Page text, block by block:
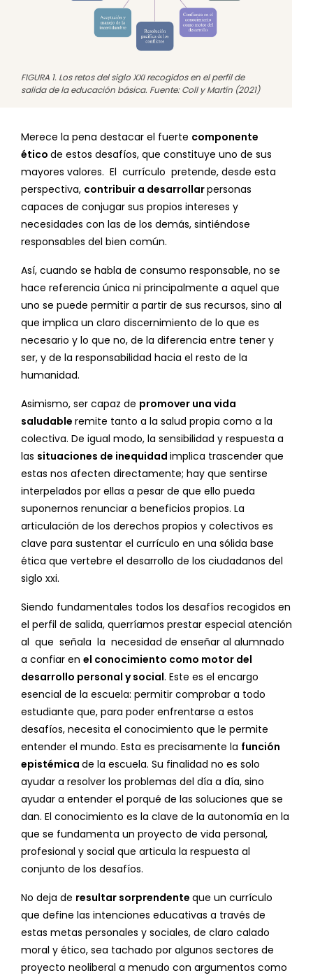
FIGURA 1. Los retos del siglo XXI recogidos en el perfil de
salida de la educación básica. Fuente: Coll y Martín (2021)
Merece la pena destacar el fuerte componente
ético de estos desafíos, que constituye uno de sus
mayores valores. El currículo pretende, desde esta
perspectiva, contribuir a desarrollarpersonas
capaces de conjugar sus propios intereses y
necesidades con las de los demás, sintiéndose
responsables del bien común.
Así, cuando se habla de consumo responsable, no se
hace referencia única ni principalmente a aquel que
uno se puede permitir a partir de sus recursos, sino al
que implica un claro discernimiento de lo que es
necesario y lo que no, de la diferencia entre tener y
ser, y de la responsabilidad hacia el resto de la
humanidad.
Asimismo, ser capaz de promover una vida
saludable remite tanto a la salud propia como a la
colectiva. De igual modo, la sensibilidad y respuesta a
las situaciones de inequidad implica trascender que
estas nos afecten directamente; hay que sentirse
interpelados por ellas a pesar de que ello pueda
suponernos renunciar a beneficios propios. La
articulación de los derechos propios y colectivos es
clave para sustentar el currículo en una sólida base
ética que vertebre el desarrollo de los ciudadanos del
siglo xxi.
Siendo fundamentales todos los desafíos recogidos en
el perfil de salida, querríamos prestar especial atención
al que señala la necesidad de enseñar al alumnado
a confiar en el conocimiento como motor del
desarrollo personal y social. Este es el encargo
esencial de la escuela: permitir comprobar a todo
estudiante que, para poder enfrentarse a estos
desafíos, necesita el conocimiento que le permite
entender el mundo. Esta es precisamente la función
epistémica de la escuela. Su finalidad no es solo
ayudar a resolver los problemas del día a día, sino
ayudar a entender el porqué de las soluciones que se
dan. El conocimiento es la clave de la autonomía en la
que se fundamenta un proyecto de vida personal,
profesional y social que articula la respuesta al
conjunto de los desafíos.
No deja de resultar sorprendente que un currículo
que define las intenciones educativas a través de
estas metas personales y sociales, de claro calado
moral y ético, sea tachado por algunos sectores de
proyecto neoliberal a menudo con argumentos como